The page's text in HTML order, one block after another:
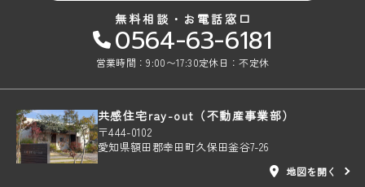
無料相談・お電話窓口
0564-63-6181
営業時間：9:00〜17:30定休日：不定休
共感住宅ray-out（不動産事業部）
〒444-0102
愛知県額田郡幸田町久保田釜谷7-26
地図を開く